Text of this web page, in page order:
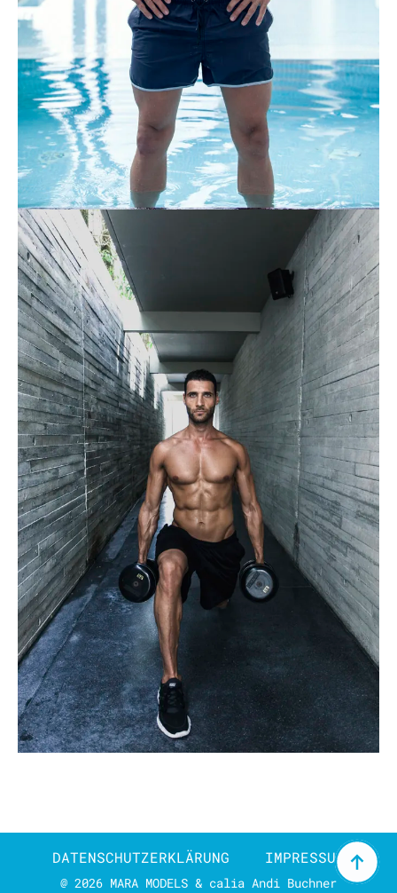
@ 2026 MARA MODELS & calia Andi Buchner
DATENSCHUTZERKLÄRUNG IMPRESSUM